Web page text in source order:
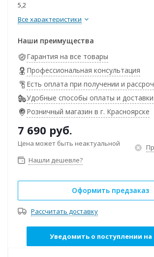
5,2
Все характеристики
Наши преимущества
Гарантия на все товары
Профессиональная консультация
Есть оплата при получении и
Удобные способы оплаты и доставки
Розничный магазин в г. Красноярске
7 690 руб.
Цена может быть неактуальной
Нашли дешевле?
Оформить предзаказ
Рассчитать доставку
Уведомить о поступлении на